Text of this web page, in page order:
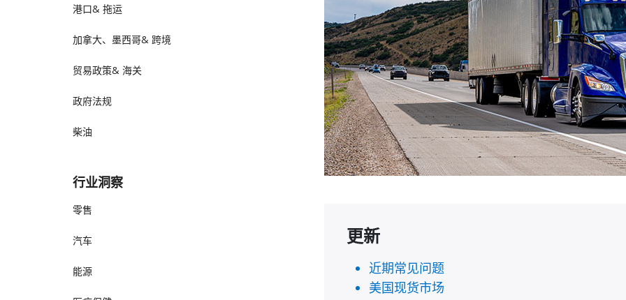
港口& 拖运
加拿大、墨西哥& 跨境
贸易政策& 海关
政府法规
柴油
行业洞察
零售
汽车
能源
更新
近期常见问题
美国现货市场